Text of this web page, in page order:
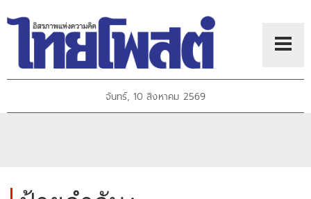
จันทร์, 10 สิงหาคม 2569